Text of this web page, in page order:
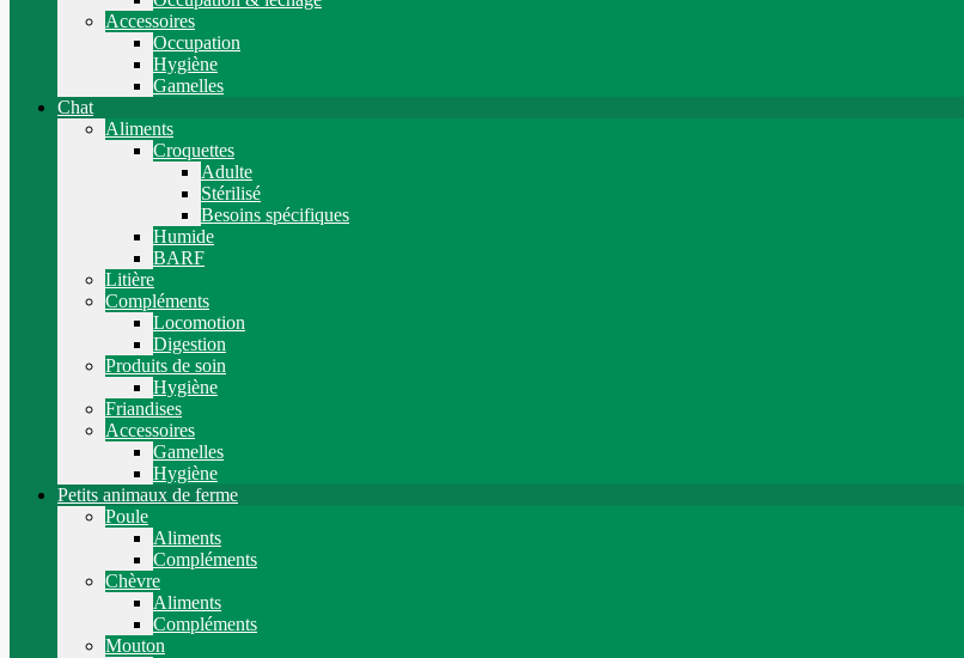
Accessoires
Occupation
Hygiène
Gamelles
Chat
Aliments
Croquettes
Adulte
Stérilisé
Besoins spécifiques
Humide
BARF
Litière
Compléments
Locomotion
Digestion
Produits de soin
Hygiène
Friandises
Accessoires
Gamelles
Hygiène
Petits animaux de ferme
Poule
Aliments
Compléments
Chèvre
Aliments
Compléments
Mouton